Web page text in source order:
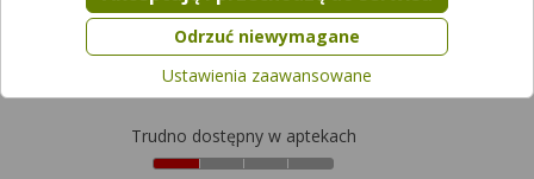
lek na receptę
Cena zależna od apteki
Trudno dostępny w aptekach
Pamiętaj, że wyrażenie zgody jest dobrowolne, a wyrażoną
zgodę możesz w każdej chwili cofnąć, możesz też wycofać
zgodę na przetwarzanie Twoich danych tylko w niektórych
celach. Jeżeli chcesz dowiedzieć się więcej lub chcesz
dokonać za pomocą „Ustawień zaawansowanych”.
Więcej informacji na temat wykorzystywania narzędzi
Odrzuć niewymagane
Ustawienia zaawansowane